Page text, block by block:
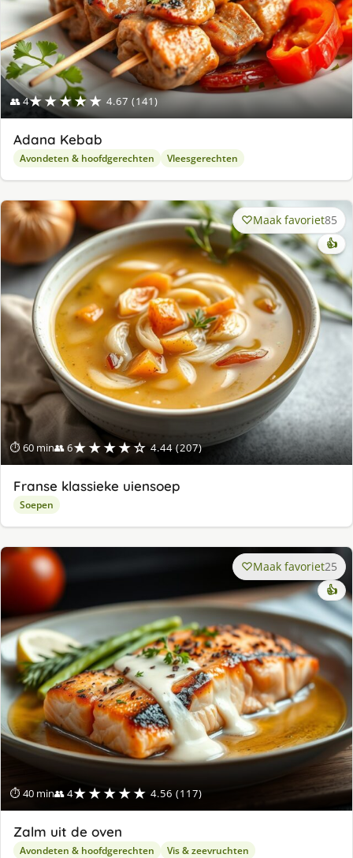
👥 4★★★★★ 4.67 (141)
Adana Kebab
Avondeten & hoofdgerechten Vleesgerechten
⏱ 60 min👥 6★★★★☆ 4.44 (207)
Maak favoriet85
👍
Franse klassieke uiensoep
Soepen
⏱ 40 min👥 4★★★★★ 4.56 (117)
Maak favoriet25
👍
Zalm uit de oven
Avondeten & hoofdgerechten Vis & zeevruchten